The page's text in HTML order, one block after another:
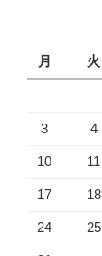
月
火
3 4
10 11
17 18
24 25